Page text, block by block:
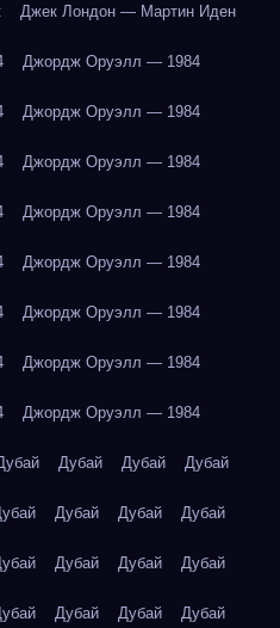
Джек Лондон — Мартин Иден
Джордж Оруэлл — 1984
Джордж Оруэлл — 1984
Джордж Оруэлл — 1984
Джордж Оруэлл — 1984
Джордж Оруэлл — 1984
Джордж Оруэлл — 1984
Джордж Оруэлл — 1984
Джордж Оруэлл — 1984
Дубай Дубай Дубай
Дубай Дубай Дубай
Дубай Дубай Дубай
Дубай Дубай Дубай